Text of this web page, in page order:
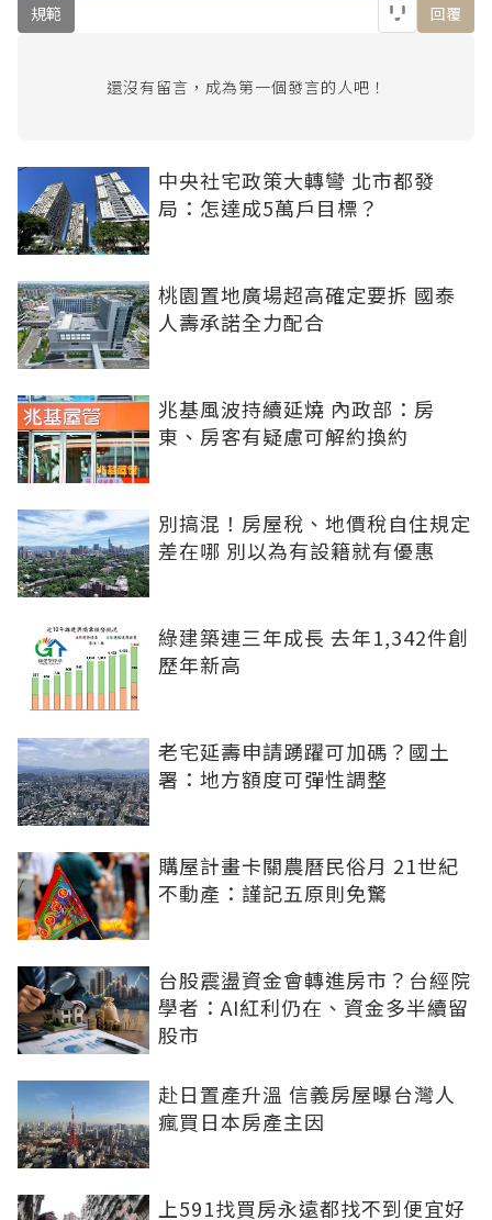
規範 回覆
還沒有留言，成為第一個發言的人吧！
中央社宅政策大轉彎 北市都發
局：怎達成5萬戶目標？
桃園置地廣場超高確定要拆 國泰
人壽承諾全力配合
兆基風波持續延燒 內政部：房
東、房客有疑慮可解約換約
別搞混！房屋稅、地價稅自住規定
差在哪 別以為有設籍就有優惠
綠建築連三年成長 去年1,342件創
歷年新高
老宅延壽申請踴躍可加碼？國土
署：地方額度可彈性調整
購屋計畫卡關農曆民俗月 21世紀
不動產：謹記五原則免驚
台股震盪資金會轉進房市？台經院
學者：AI紅利仍在、資金多半續留
股市
赴日置產升溫 信義房屋曝台灣人
瘋買日本房產主因
上591找買房永遠都找不到便宜好